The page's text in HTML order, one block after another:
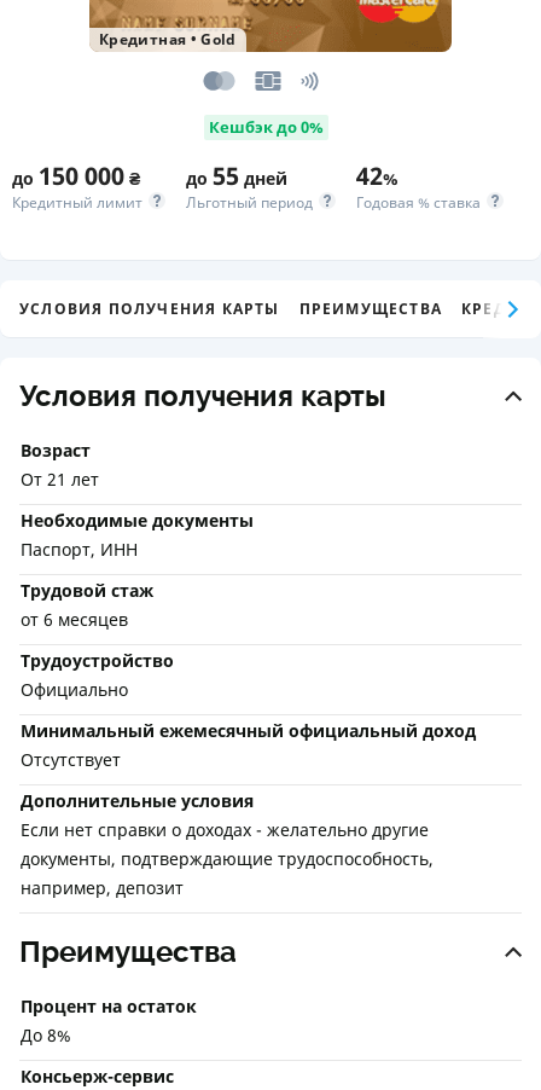
Кредитная •Gold
Кешбэк до 0%
до 150 000 ₴
Кредитный лимит
до 55 дней
Льготный период
42%
Годовая % ставка
УСЛОВИЯ ПОЛУЧЕНИЯ КАРТЫ ПРЕИМУЩЕСТВА
Условия получения карты
Возраст
От 21 лет
Необходимые документы
Паспорт, ИНН
Трудовой стаж
от 6 месяцев
Трудоустройство
Официально
Минимальный ежемесячный официальный доход
Отсутствует
Дополнительные условия
Если нет справки о доходах - желательно другие
документы, подтверждающие трудоспособность,
например, депозит
Преимущества
Процент на остаток
До 8%
Консьерж-сервис